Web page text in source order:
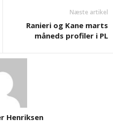
Næste artikel
Ranieri og Kane marts
måneds profiler i PL
Henriksen